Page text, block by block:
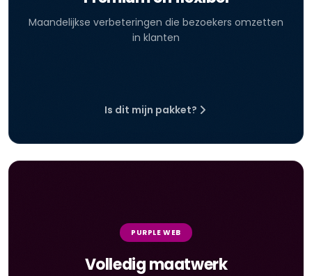
Maandelijkse verbeteringen die bezoekers omzetten
in klanten
Is dit mijn pakket?
PURPLE WEB
Volledig maatwerk